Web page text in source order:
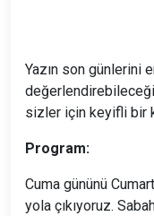
Yazın son günlerini
sizler için keyifli bir
Program:
Cuma gününü
yola çıkıyoruz.